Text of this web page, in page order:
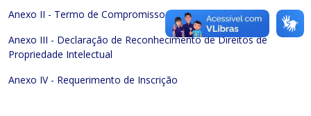
Anexo II - Termo de Compromisso
Anexo III - Declaração de Reconhecimento de Direitos de
Propriedade Intelectual
Anexo IV - Requerimento de Inscrição